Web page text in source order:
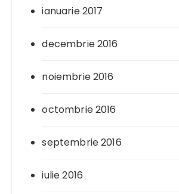
ianuarie 2017
decembrie 2016
noiembrie 2016
octombrie 2016
septembrie 2016
iulie 2016